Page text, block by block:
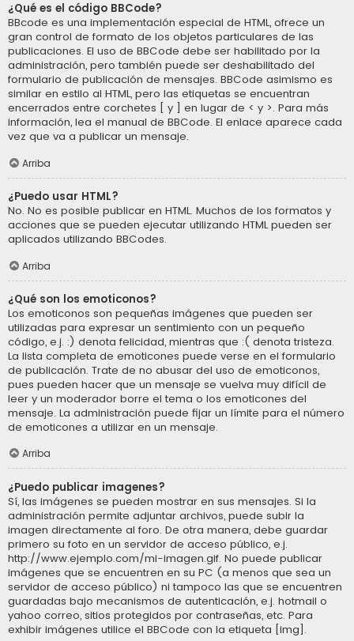
¿Qué es el código BBCode?
BBcode es una implementación especial de HTML, ofrece un
gran control de formato de los objetos particulares de las
publicaciones. El uso de BBCode debe ser habilitado por la
administración, pero también puede ser deshabilitado del
formulario de publicación de mensajes. BBCode asimismo es
similar en estilo al HTML, pero las etiquetas se encuentran
encerrados entre corchetes [ y ] en lugar de < y >. Para más
información, lea el manual de BBCode. El enlace aparece cada
vez que va a publicar un mensaje.
Arriba
¿Puedo usar HTML?
No. No es posible publicar en HTML. Muchos de los formatos y
acciones que se pueden ejecutar utilizando HTML pueden ser
aplicados utilizando BBCodes.
Arriba
¿Qué son los emoticonos?
Los emoticonos son pequeñas imágenes que pueden ser
utilizadas para expresar un sentimiento con un pequeño
código, e.j. :) denota felicidad, mientras que :( denota tristeza.
La lista completa de emoticones puede verse en el formulario
de publicación. Trate de no abusar del uso de emoticonos,
pues pueden hacer que un mensaje se vuelva muy difícil de
leer y un moderador borre el tema o los emoticones del
mensaje. La administración puede fijar un límite para el número
de emoticones a utilizar en un mensaje.
Arriba
¿Puedo publicar imagenes?
Sí, las imágenes se pueden mostrar en sus mensajes. Si la
administración permite adjuntar archivos, puede subir la
imagen directamente al foro. De otra manera, debe guardar
primero su foto en un servidor de acceso público, e.j.
http://www.ejemplo.com/mi-imagen.gif. No puede publicar
imágenes que se encuentren en su PC (a menos que sea un
servidor de acceso público) ni tampoco las que se encuentren
guardadas bajo mecanismos de autenticación, e.j. hotmail o
yahoo correo, sitios protegidos por contraseñas, etc. Para
exhibir imágenes utilice el BBCode con la etiqueta [img].